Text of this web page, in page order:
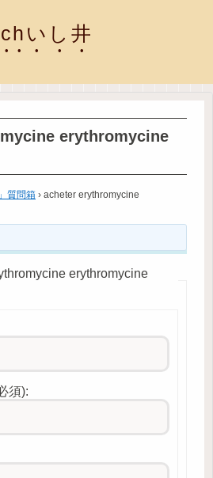
いし井
erythromycine
質問箱 › acheter erythromycine
erythromycine
須):